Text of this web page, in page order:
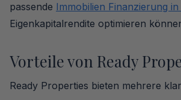
passende Immobilien Finanzierung in
Eigenkapitalrendite optimieren
Vorteile von Ready
Ready Properties bieten mehrere